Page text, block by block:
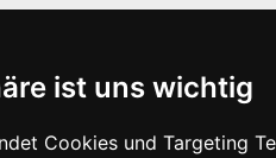
ist uns wichtig
Cookies und Targeting